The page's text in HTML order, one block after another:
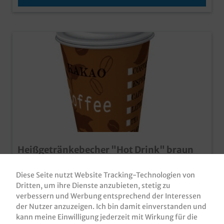
Heißgetränkebecher "Hot Drink" braun
Heißgetränkebecher / Coffeecup, brauner
Neutraldruck, Hartpapier, verschiedene Größen gemäß
Auswahl Qualität made in Germany Neutraldruck
passend für verschiedene Heißgetränke (Kaffee, Tee,
Kakao) alle Größen sind verdeckelbar (Deckel muss
separat bestellt werden)
Produktnummer: CCHD-0180
Diese Seite nutzt Website Tracking-Technologien von
Dritten, um ihre Dienste anzubieten, stetig zu
verbessern und Werbung entsprechend der Interessen
der Nutzer anzuzeigen. Ich bin damit einverstanden und
kann meine Einwilligung jederzeit mit Wirkung für die